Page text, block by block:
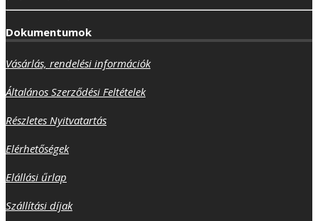
Dokumentumok
Vásárlás, rendelési információk
Általános Szerződési Feltételek
Részletes Nyitvatartás
Elérhetőségek
Elállási űrlap
Szállítási díjak